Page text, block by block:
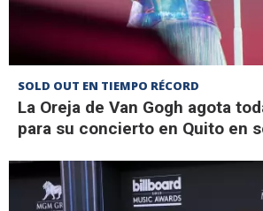
SOLD OUT EN TIEMPO RÉCORD
La Oreja de Van Gogh agota
para su concierto en Quito en